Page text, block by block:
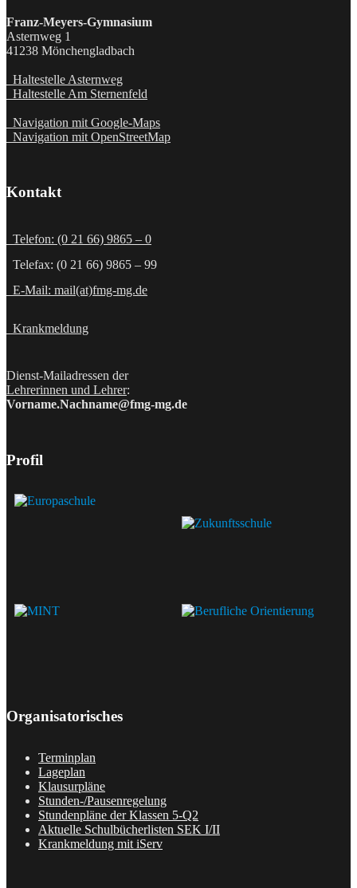
Franz-Meyers-Gymnasium
Asternweg 1
41238 Mönchengladbach
Haltestelle Asternweg
Haltestelle Am Sternenfeld
Navigation mit Google-Maps
Navigation mit OpenStreetMap
Kontakt
Telefon: (0 21 66) 9865 – 0
Telefax: (0 21 66) 9865 – 99
E-Mail: mail(at)fmg-mg.de
Krankmeldung
Dienst-Mailadressen der
Lehrerinnen und Lehrer:
Vorname.Nachname@fmg-mg.de
Profil
Organisatorisches
Terminplan
Lageplan
Klausurpläne
Stunden-/Pausenregelung
Stundenpläne der Klassen 5-Q2
Aktuelle Schulbücherlisten SEK I/II
Krankmeldung mit iServ